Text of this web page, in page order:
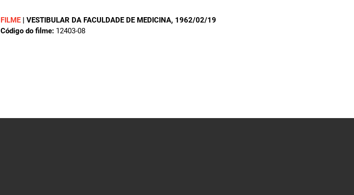
FILME | VESTIBULAR DA FACULDADE DE MEDICINA, 1962/02/19
Código do filme: 12403-08